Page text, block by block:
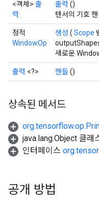
<객체> 출
력
출력 ()
텐서의 기호
정적
WindowOp
생성 ( Scope
새로운
출력 <?> 핸들()
상속된 메서드
java.lang.Object 클래
인터페이스
공개 방법